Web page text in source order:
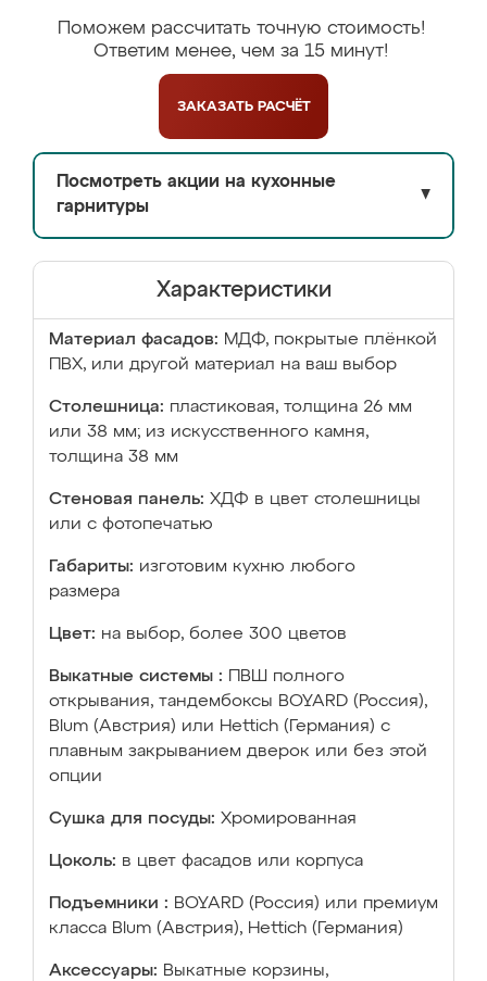
Поможем рассчитать точную стоимость!
Ответим менее, чем за 15 минут!
ЗАКАЗАТЬ РАСЧЁТ
Посмотреть акции на кухонные
гарнитуры
▼
Характеристики
Материал фасадов: МДФ, покрытые плёнкой
ПВХ, или другой материал на ваш выбор
Столешница: пластиковая, толщина 26 мм
или 38 мм; из искусственного камня,
толщина 38 мм
Стеновая панель: ХДФ в цвет столешницы
или с фотопечатью
Габариты: изготовим кухню любого
размера
Цвет: на выбор, более 300 цветов
Выкатные системы :
ПВШ полного
открывания, тандембоксы BOYARD (Россия),
Blum (Австрия) или Hettich (Германия) с
плавным закрыванием дверок или без этой
опции
Сушка для посуды: Хромированная
Цоколь: в цвет фасадов или корпуса
Подъемники : BOYARD (Россия) или премиум
класса Blum (Австрия), Hettich (Германия)
Аксессуары: Выкатные корзины,